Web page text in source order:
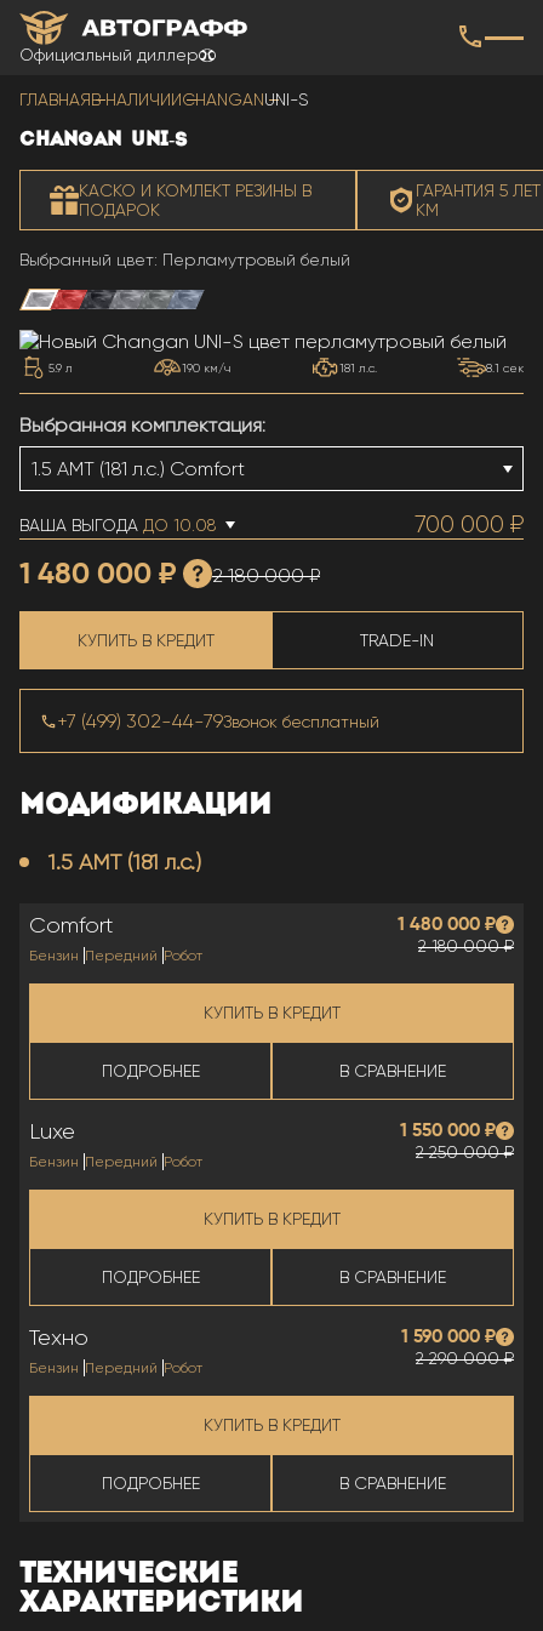
Официальный диллер
ГЛАВНАЯВ НАЛИЧИИCHANGANUNI-S
CHANGAN UNI-S
Выбранный цвет: Перламутровый белый
КАСКО И КОМЛЕКТ РЕЗИНЫ В
ПОДАРОК
ГАРАНТИЯ 5
КМ
5.9 л 190 км/ч 181 л.с. 8.1 сек
Выбранная комплектация:
ВАША ВЫГОДА ДО 10.08 700 000 ₽
TRADE-IN
Выгодный обмен
КРЕДИТ ОТ 4.9%
Более 30 банков-партнеров
ПРОГРАММА CHANGAN FINANCE
1 480 000 ₽ 2 180 000 ₽
КУПИТЬ В КРЕДИТ TRADE-IN
+7 (499) 302-44-79Звонок бесплатный
МОДИФИКАЦИИ
1.5 AMT (181 л.с.)
Comfort
Бензин Передний Робот
1 480 000 ₽
2 180 000 ₽
КУПИТЬ В КРЕДИТ
ПОДРОБНЕЕ В СРАВНЕНИЕ
Luxe
Бензин Передний Робот
1 550 000 ₽
2 250 000 ₽
КУПИТЬ В КРЕДИТ
ПОДРОБНЕЕ В СРАВНЕНИЕ
Техно
Бензин Передний Робот
1 590 000 ₽
2 290 000 ₽
КУПИТЬ В КРЕДИТ
ПОДРОБНЕЕ В СРАВНЕНИЕ
ТЕХНИЧЕСКИЕ
ХАРАКТЕРИСТИКИ